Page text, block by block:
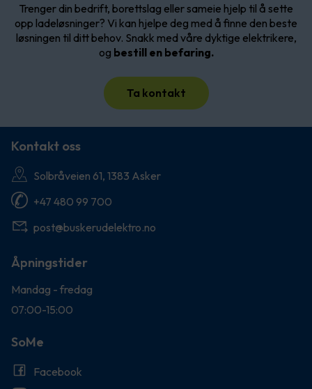
Trenger din bedrift, borettslag eller sameie hjelp til å sette
opp ladeløsninger? Vi kan hjelpe deg med å finne den beste
løsningen til ditt behov. Snakk med våre dyktige elektrikere,
og bestill en befaring.
Ta kontakt
Kontakt oss
Solbråveien 61, 1383 Asker
+47 480 99 700
post@buskerudelektro.no
Åpningstider
Mandag - fredag
07:00-15:00
SoMe
Facebook